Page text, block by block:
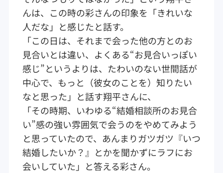
んは、この時の彩さんの印象を「きれいな
人だな」と感じたと話す。
「この日は、それまで会った他の方とのお
見合いとは違い、よくある“お見合いっぽい
感じ”というよりは、たわいのない世間話が
中心で、もっと（彼女のことを）知りたい
なと思った」と話す翔平さんに、
「その時期、いわゆる“結婚相談所のお見合
い”感の強い雰囲気で会うのをやめてみよう
と思っていたので、あんまりガツガツ『いつ
結婚したいか？』とかを聞かずにラフにお
会いしていた」と答える彩さん。